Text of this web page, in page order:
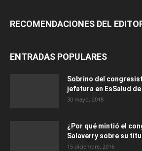
RECOMENDACIONES DEL
ENTRADAS POPULARES
Sobrino del
jefatura en EsSalud
30 mayo, 2018
¿Por qué mintió el
Salaverry sobre su
15 diciembre, 2016